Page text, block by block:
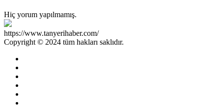
Hiç yorum yapılmamış.
https://www.tanyerihaber.com/
Copyright © 2024 tüm hakları saklıdır.